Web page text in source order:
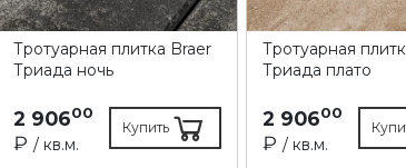
Тротуарная плитка Braer
Триада ночь
2 90600
₽ / кв.м.
Купить
Тротуарная
Триада плато
2 90600
₽ / кв.м.